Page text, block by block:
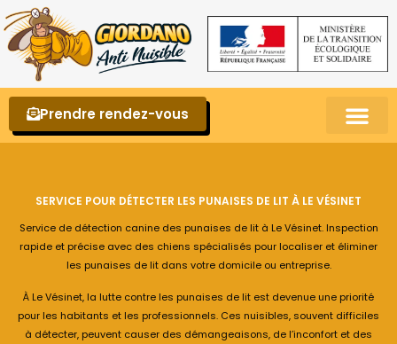
Prendre rendez-vous
SERVICE POUR DÉTECTER LES PUNAISES DE LIT À LE VÉSINET
Service de détection canine des punaises de lit à Le Vésinet. Inspection
rapide et précise avec des chiens spécialisés pour localiser et éliminer
les punaises de lit dans votre domicile ou entreprise.
À Le Vésinet, la lutte contre les punaises de lit est devenue une priorité
pour les habitants et les professionnels. Ces nuisibles, souvent difficiles
à détecter, peuvent causer des démangeaisons, de l’inconfort et des